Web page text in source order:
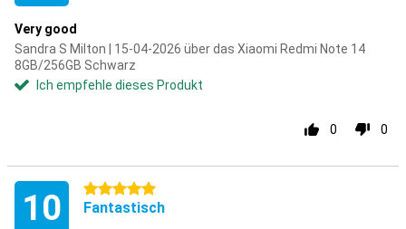
Very good
Sandra S Milton | 15-04-2026 über das Xiaomi Redmi Note 14
8GB/256GB Schwarz
Ich empfehle dieses Produkt
0 0
10 5 Sterne
Fantastisch